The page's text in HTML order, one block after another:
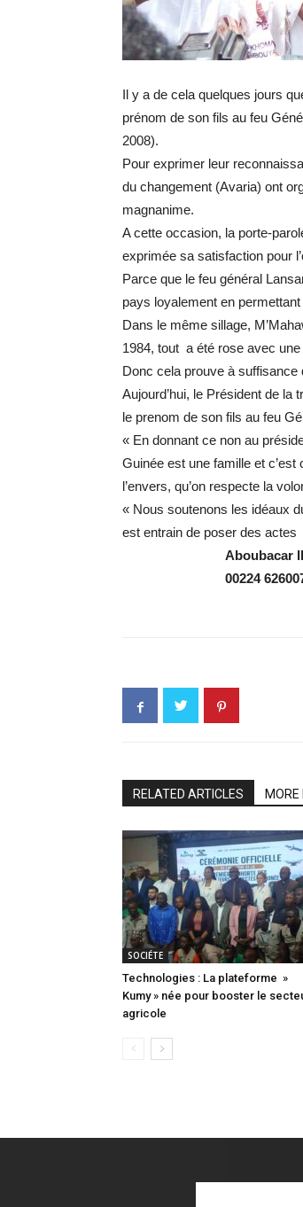
Il y a de cela quelques jours
prénom de son fils au feu
2008).
Pour exprimer leur
du changement (Avaria) ont
magnanime.
A cette occasion, la porte-
exprimée sa satisfaction pour
Parce que le feu général
pays loyalement en
Dans le même sillage,
1984, tout a été rose avec
Donc cela prouve à suffisance
Aujourd’hui, le Président de la
le prenom de son fils au feu
« En donnant ce non au
Guinée est une famille et
l’envers, qu’on respecte la
« Nous soutenons les idéaux
est entrain de poser des actes
Aboubacar ll
00224
RELATED ARTICLES
SOCIÉTE
Technologies : La plateforme »
Kumy » née pour booster le
agricole